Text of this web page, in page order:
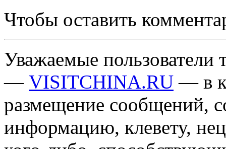
Чтобы оставить
Уважаемые пользователи
— VISITCHINA.RU — в
размещение сообщений,
информацию, клевету,